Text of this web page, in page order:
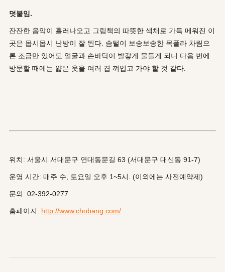
덧붙임.
잔잔한 음악이 흘러나오고 그림책의 따뜻한 색채로 가득 메워진 이
곳은 몹시몹시 난방이 잘 된다. 솜털이 보송보송한 목폴라 차림으
론 조금만 있어도 얼굴과 손바닥이 발갛게 물들게 되니 다음 번에
방문할 때에는 얇은 옷을 여러 겹 껴입고 가야 할 것 같다.
위치: 서울시 서대문구 연대동문길 63 (서대문구 대신동 91-7)
운영 시간: 매주 수, 토요일 오후 1~5시. (이외에는 사전예약제)
문의: 02-392-0277
홈페이지: http://www.chobang.com/